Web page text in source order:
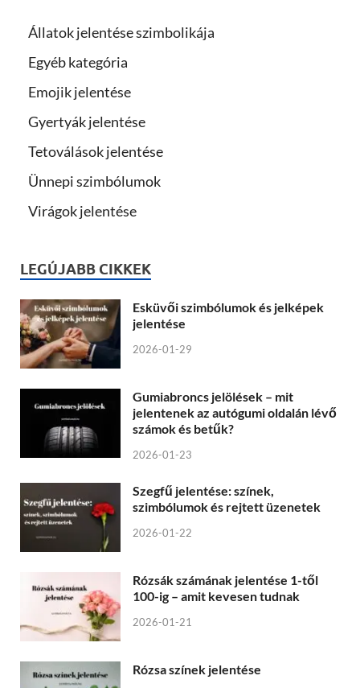
Állatok jelentése szimbolikája
Egyéb kategória
Emojik jelentése
Gyertyák jelentése
Tetoválások jelentése
Ünnepi szimbólumok
Virágok jelentése
LEGÚJABB CIKKEK
Esküvői szimbólumok és jelképek
jelentése
2026-01-29
Gumiabroncs jelölések – mit
jelentenek az autógumi oldalán lévő
számok és betűk?
2026-01-23
Szegfű jelentése: színek,
szimbólumok és rejtett üzenetek
2026-01-22
Rózsák számának jelentése 1-től
100-ig – amit kevesen tudnak
2026-01-21
Rózsa színek jelentése